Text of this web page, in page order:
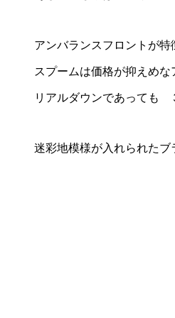
アンバランスフロントが特
スプームは価格が抑えめな
リアルダウンであっても
迷彩地模様が入れられた